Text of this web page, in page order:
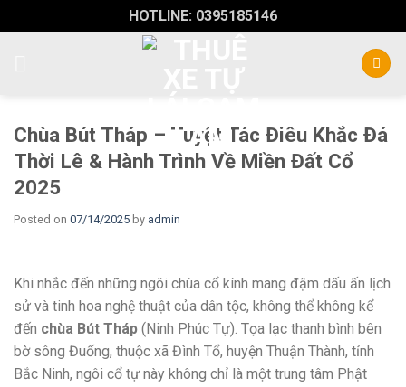
to
HOTLINE: 0395185146
Chùa Bút Tháp – Tuyệt Tác Điêu Khắc Đá
Thời Lê & Hành Trình Về Miền Đất Cổ
2025
Posted on 07/14/2025 by admin
Khi nhắc đến những ngôi chùa cổ kính mang đậm dấu ấn lịch
sử và tinh hoa nghệ thuật của dân tộc, không thể không kể
đến chùa Bút Tháp (Ninh Phúc Tự). Tọa lạc thanh bình bên
bờ sông Đuống, thuộc xã Đình Tổ, huyện Thuận Thành, tỉnh
Bắc Ninh, ngôi cổ tự này không chỉ là một trung tâm Phật